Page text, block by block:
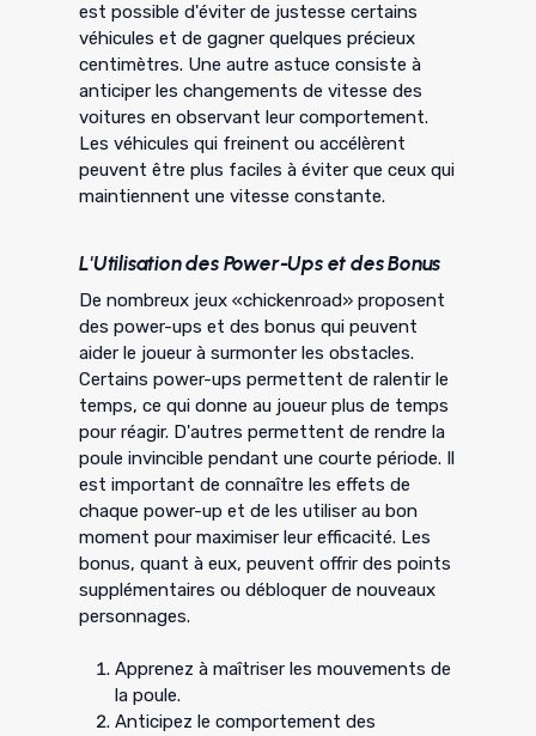
est possible d'éviter de justesse certains
véhicules et de gagner quelques précieux
centimètres. Une autre astuce consiste à
anticiper les changements de vitesse des
voitures en observant leur comportement.
Les véhicules qui freinent ou accélèrent
peuvent être plus faciles à éviter que ceux qui
maintiennent une vitesse constante.
L'Utilisation des Power-Ups et des Bonus
De nombreux jeux «chickenroad» proposent
des power-ups et des bonus qui peuvent
aider le joueur à surmonter les obstacles.
Certains power-ups permettent de ralentir le
temps, ce qui donne au joueur plus de temps
pour réagir. D'autres permettent de rendre la
poule invincible pendant une courte période. Il
est important de connaître les effets de
chaque power-up et de les utiliser au bon
moment pour maximiser leur efficacité. Les
bonus, quant à eux, peuvent offrir des points
supplémentaires ou débloquer de nouveaux
personnages.
Apprenez à maîtriser les mouvements de
la poule.
Anticipez le comportement des